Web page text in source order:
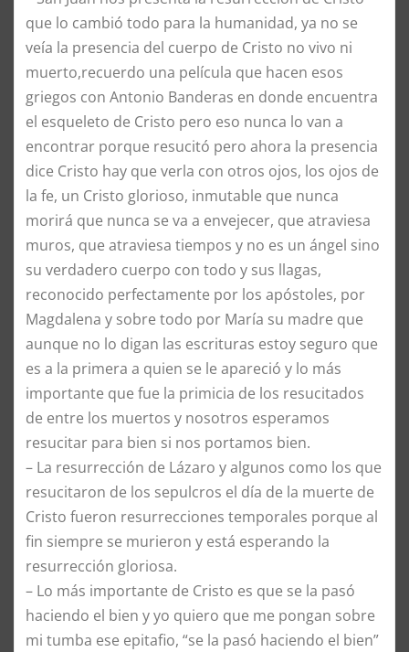
que lo cambió todo para la humanidad, ya no se
veía la presencia del cuerpo de Cristo no vivo ni
muerto,recuerdo una película que hacen esos
griegos con Antonio Banderas en donde encuentra
el esqueleto de Cristo pero eso nunca lo van a
encontrar porque resucitó pero ahora la presencia
dice Cristo hay que verla con otros ojos, los ojos de
la fe, un Cristo glorioso, inmutable que nunca
morirá que nunca se va a envejecer, que atraviesa
muros, que atraviesa tiempos y no es un ángel sino
su verdadero cuerpo con todo y sus llagas,
reconocido perfectamente por los apóstoles, por
Magdalena y sobre todo por María su madre que
aunque no lo digan las escrituras estoy seguro que
es a la primera a quien se le apareció y lo más
importante que fue la primicia de los resucitados
de entre los muertos y nosotros esperamos
resucitar para bien si nos portamos bien.
– La resurrección de Lázaro y algunos como los que
resucitaron de los sepulcros el día de la muerte de
Cristo fueron resurrecciones temporales porque al
fin siempre se murieron y está esperando la
resurrección gloriosa.
– Lo más importante de Cristo es que se la pasó
haciendo el bien y yo quiero que me pongan sobre
mi tumba ese epitafio, “se la pasó haciendo el bien”